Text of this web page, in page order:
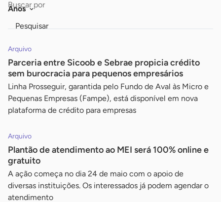
para
busca
chave
Pesquisar
Anos
Arquivo
Parceria entre Sicoob e Sebrae propicia crédito
sem burocracia para pequenos empresários
Linha Prosseguir, garantida pelo Fundo de Aval às Micro e
Pequenas Empresas (Fampe), está disponível em nova
plataforma de crédito para empresas
Arquivo
Plantão de atendimento ao MEI será 100% online e
gratuito
A ação começa no dia 24 de maio com o apoio de
diversas instituições. Os interessados já podem agendar o
atendimento